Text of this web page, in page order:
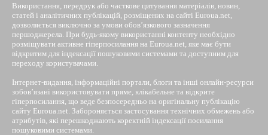
Використання, передрук або часткове цитування матеріалів, новин,
статей і аналітичних публікацій, розміщених на сайті Euroua.net,
дозволяється виключно за умови обов’язкового зазначення
першоджерела. При будь-якому використанні контенту необхідно
розміщувати активне гіперпосилання на Euroua.net, яке має бути
відкритим для індексації пошуковими системами та доступним для
переходу користувачами.
Інтернет-видання, інформаційні портали, блоги та інші онлайн-ресурси
зобов’язані використовувати пряме, клікабельне та відкрите
гіперпосилання, що веде безпосередньо на оригінальну публікацію
сайту Euroua.net. Забороняється застосування технічних обмежень або
атрибутів, які перешкоджають коректній індексації посилання
пошуковими системами.